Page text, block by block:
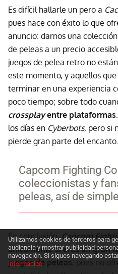
Es difícil hallarle un pero a
pues hace con éxito lo que
anuncio: darnos una
de peleas a un precio
juegos de pelea retro no
este momento, y aquellos
terminar en una experiencia
poco tiempo; sobre todo
crossplayentre plataformas
los días en Cyberbots, pero si
pierde gran parte del encanto.
Capcom Fighting
coleccionistas y
peleas, así de simple
En conclusión,Capcom
únicamente si eres un gran
juegos de peleas , pues no
Utilizamos cookies de terceros para
audiencia y mostrar publicidad
navegación. Si sigues navegando
información